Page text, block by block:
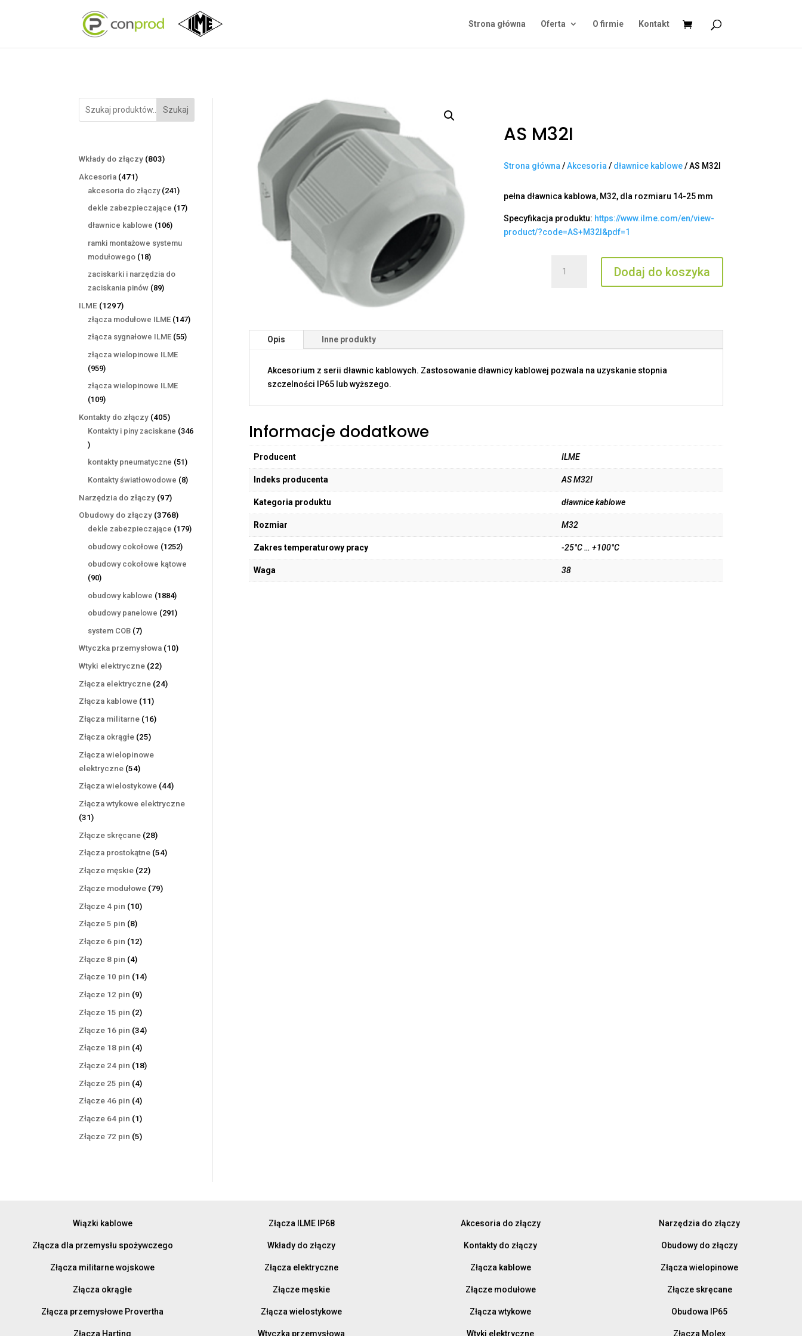
Strona główna Oferta O firmie Kontakt
Szukaj
Wkłady do złączy 803803
Akcesoria 471471
produktów
akcesoria do złączy 241241
produktów
dekle zabezpieczające 1717
dławnice kablowe 106106
ramki montażowe systemu
modułowego 1818
produktów
zaciskarki i narzędzia do
zaciskania pinów 8989
ILME 12971297
produktów
złącza modułowe ILME 147147
złącza sygnałowe ILME 5555
złącza wielopinowe ILME
959959
produktów
złącza wielopinowe ILME
109109
produktów
Kontakty do złączy 405405
produktów
Kontakty i piny zaciskane 346
346
produktów
kontakty pneumatyczne 5151
produktów
Kontakty światłowodowe 88
Narzędzia do złączy 9797
produktów
Obudowy do złączy 37683768
produktów
dekle zabezpieczające 179179
obudowy cokołowe 12521252
obudowy cokołowe kątowe
9090
produktów
obudowy kablowe 18841884
produkty
obudowy panelowe 291291
system COB 77
produktów
Wtyczka przemysłowa 1010
Wtyki elektryczne 2222
produkty
Złącza elektryczne 2424
Złącza kablowe 1111
produktów
Złącza militarne 1616
Złącza okrągłe 2525
Złącza wielopinowe
elektryczne 5454
produkty
Złącza wielostykowe 4444
Złącza wtykowe elektryczne
3131
produktów
Złącze skręcane 2828
produktów
Złącza prostokątne 5454
Złącze męskie 2222
produkty
Złącze modułowe 7979
Złącze 4 pin 1010
Złącze 5 pin 88
produktów
Złącze 6 pin 1212
Złącze 8 pin 44
produkty
Złącze 10 pin 1414
Złącze 12 pin 99
produktów
Złącze 15 pin 22
produkty
Złącze 16 pin 3434
Złącze 18 pin 44
produkty
Złącze 24 pin 1818
Złącze 25 pin 44
produkty
Złącze 46 pin 44
produkty
Złącze 64 pin 11
produkt
Złącze 72 pin 55
AS M32I
Strona główna/Akcesoria/ dławnice kablowe/ AS M32I
pełna dławnica kablowa, M32, dla rozmiaru 14-25 mm
Specyfikacja produktu: https://www.ilme.com/en/view-
product/?code=AS+M32I&pdf=1
Dodaj do koszyka
Opis Inne produkty
Akcesorium z serii dławnic kablowych. Zastosowanie dławnicy kablowej pozwala na uzyskanie stopnia
szczelności IP65 lub wyższego.
Informacje dodatkowe
Producent ILME
Indeks producenta AS M32I
Kategoria produktu dławnice kablowe
Rozmiar M32
Zakres temperaturowy pracy -25°C … +100°C
Waga 38
Wiązki kablowe
Złącza dla przemysłu spożywczego
Złącza militarne wojskowe
Złącza okrągłe
Złącza przemysłowe Provertha
Złącza Harting
Złącza ILME IP68
Wkłady do złączy
Złącza elektryczne
Złącze męskie
Złącza wielostykowe
Wtyczka przemysłowa
Akcesoria do złączy
Kontakty do złączy
Złącza kablowe
Złącze modułowe
Złącza wtykowe
Wtyki elektryczne
Narzędzia do złączy
Obudowy do złączy
Złącza wielopinowe
Złącze skręcane
Obudowa IP65
Złącza Molex